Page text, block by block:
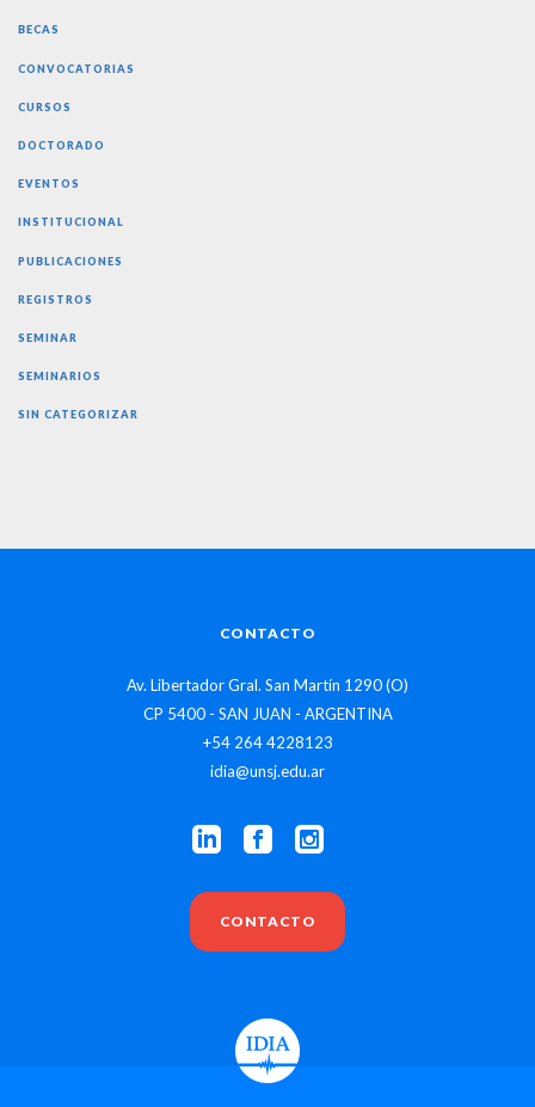
BECAS
CONVOCATORIAS
CURSOS
DOCTORADO
EVENTOS
INSTITUCIONAL
PUBLICACIONES
REGISTROS
SEMINAR
SEMINARIOS
SIN CATEGORIZAR
CONTACTO
Av. Libertador Gral. San Martín 1290 (O)
CP 5400 - SAN JUAN - ARGENTINA
+54 264 4228123
idia@unsj.edu.ar
CONTACTO